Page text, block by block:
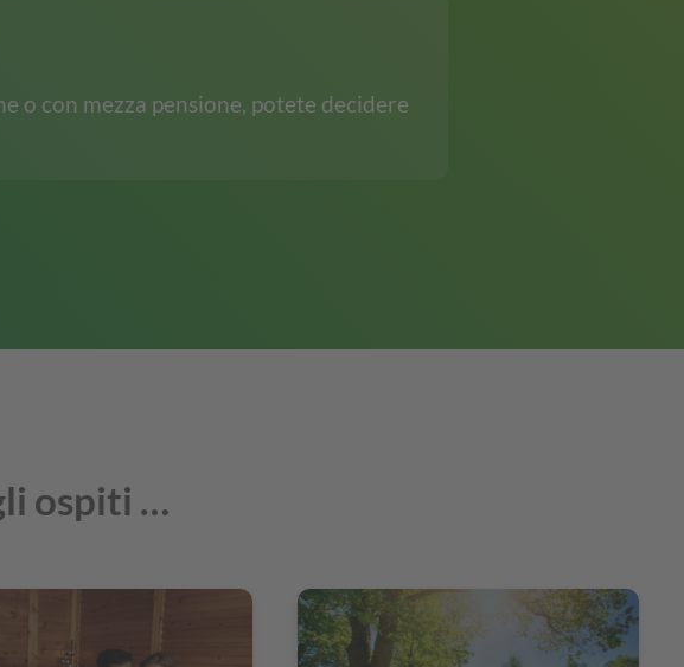
o con mezza pensione, potete decidere
ospiti …